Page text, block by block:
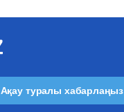
Ақау туралы хабарлаңыз